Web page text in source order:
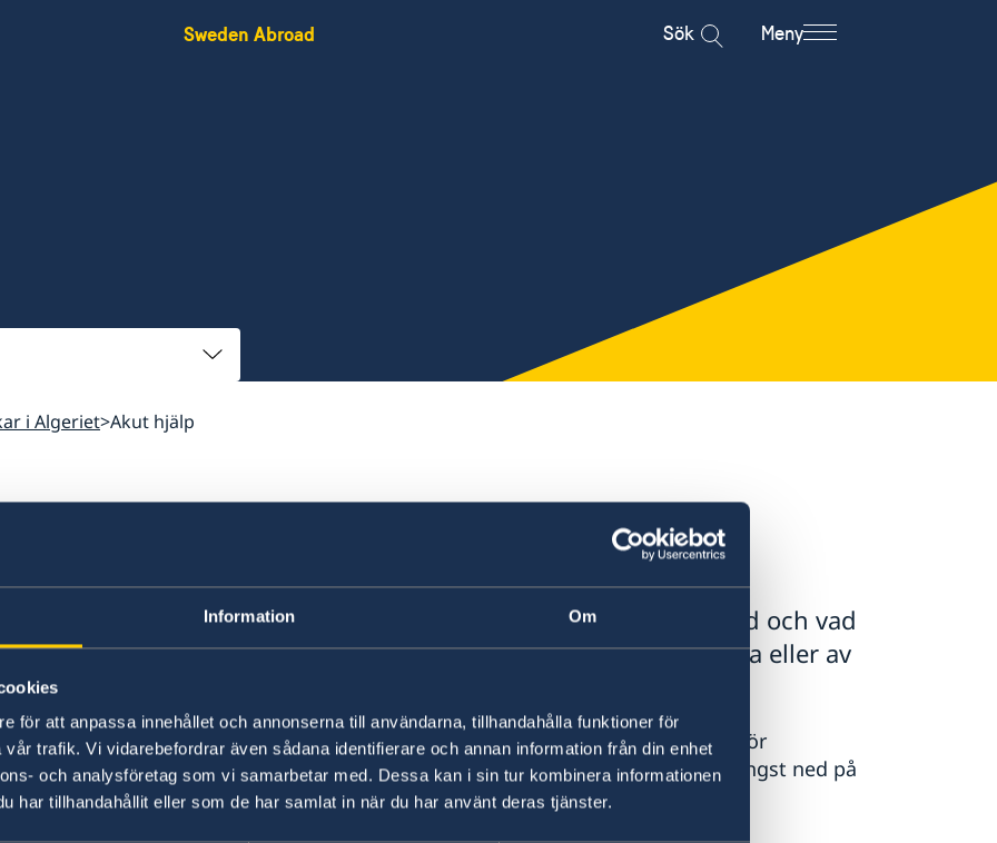
Information Om
för att anpassa innehållet och annonserna till användarna, tillhandahålla funktioner för
trafik. Vi vidarebefordrar även sådana identifierare och annan information från din enhet
och analysföretag som vi samarbetar med. Dessa kan i sin tur kombinera informationen
har tillhandahållit eller som de har samlat in när du har använt deras tjänster.
Sweden Abroad Sök Meny
i Algeriet Akut hjälp
Här hittar du information om vad ambassaden kan bistå med och vad
ambassaden inte kan göra, om du skulle råka ut för en olycka eller av
någon annan anledning vara i behov av akut hjälp.
Här finns för närvarande ingen lokal information. Kontakta ambassaden för
information om eventuella lokala villkor. Länk till ambassaden hittar du längst ned på
sidan.